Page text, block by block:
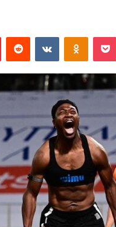
PinterestReddit VKontakte